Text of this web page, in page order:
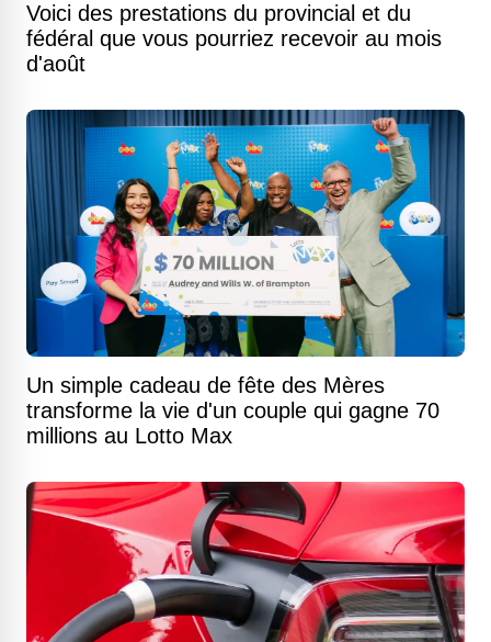
Voici des prestations du provincial et du
fédéral que vous pourriez recevoir au mois
d'août
Un simple cadeau de fête des Mères
transforme la vie d'un couple qui gagne 70
millions au Lotto Max